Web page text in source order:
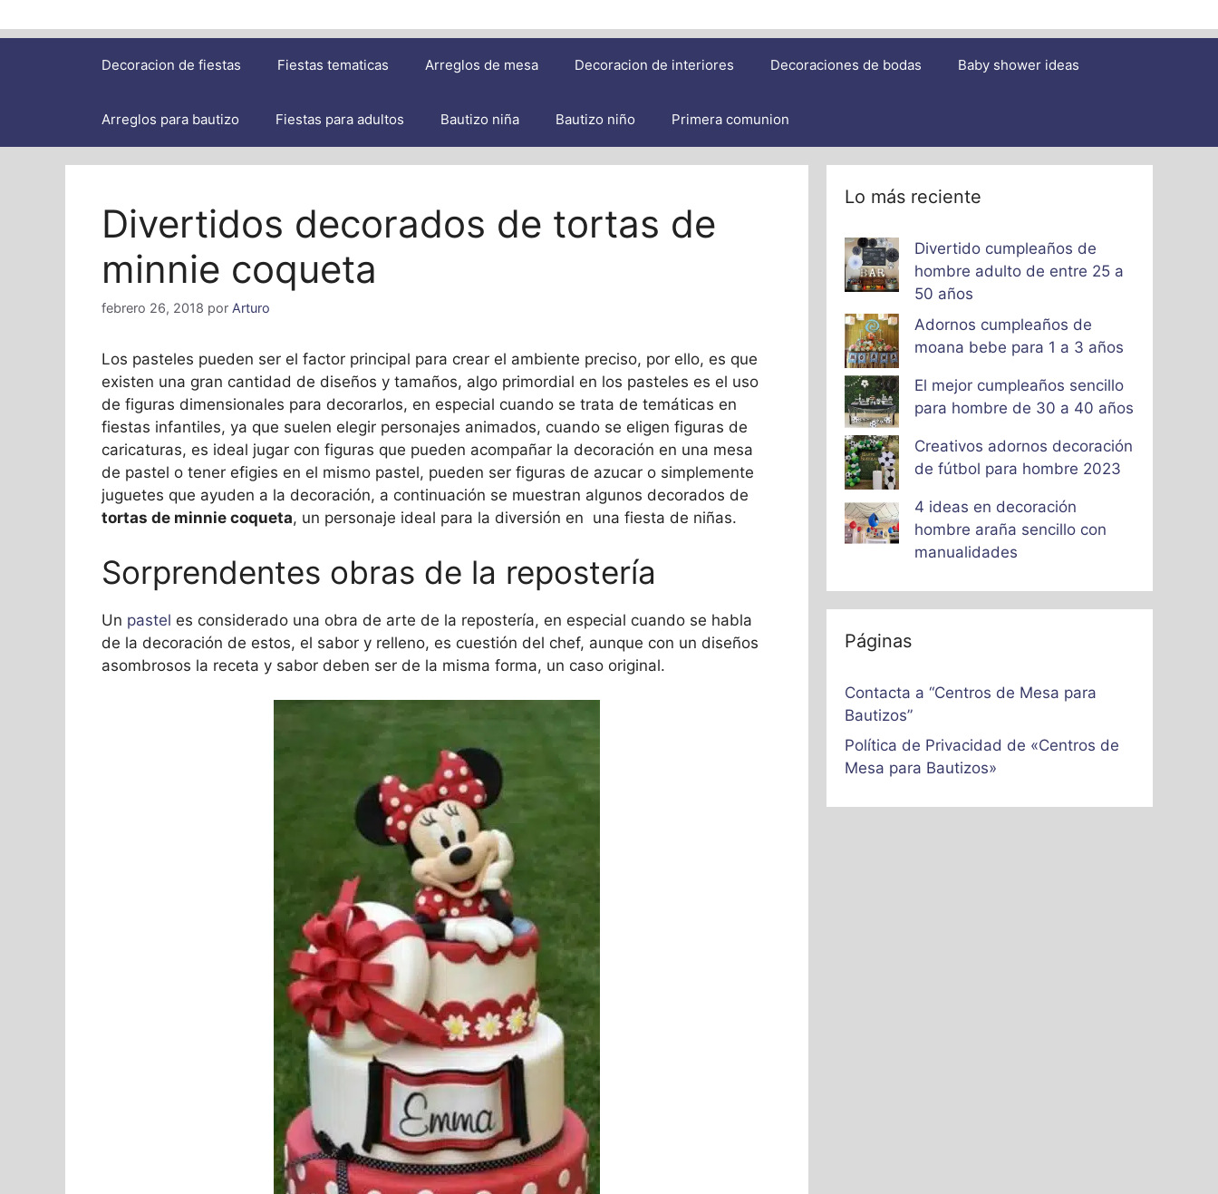
Decoracion de fiestas Fiestas tematicas Arreglos de mesa Decoracion de interiores Decoraciones de bodas Baby shower ideas
Arreglos para bautizo Fiestas para adultos Bautizo niña Bautizo niño Primera comunion
Divertidos decorados de tortas de
minnie coqueta
febrero 26, 2018 por Arturo
Los pasteles pueden ser el factor principal para crear el ambiente preciso, por ello, es que
existen una gran cantidad de diseños y tamaños, algo primordial en los pasteles es el uso
de figuras dimensionales para decorarlos, en especial cuando se trata de temáticas en
fiestas infantiles, ya que suelen elegir personajes animados, cuando se eligen figuras de
caricaturas, es ideal jugar con figuras que pueden acompañar la decoración en una mesa
de pastel o tener efigies en el mismo pastel, pueden ser figuras de azucar o simplemente
juguetes que ayuden a la decoración, a continuación se muestran algunos decorados de
tortas de minnie coqueta, un personaje ideal para la diversión en una fiesta de niñas.
Sorprendentes obras de la repostería
Un pastel es considerado una obra de arte de la repostería, en especial cuando se habla
de la decoración de estos, el sabor y relleno, es cuestión del chef, aunque con un diseños
asombrosos la receta y sabor deben ser de la misma forma, un caso original.
Lo más reciente
Divertido cumpleaños de
hombre adulto de entre 25 a
50 años
Adornos cumpleaños de
moana bebe para 1 a 3 años
El mejor cumpleaños sencillo
para hombre de 30 a 40 años
Creativos adornos decoración
de fútbol para hombre 2023
4 ideas en decoración
hombre araña sencillo con
manualidades
Páginas
Contacta a “Centros de Mesa para
Bautizos”
Política de Privacidad de «Centros de
Mesa para Bautizos»